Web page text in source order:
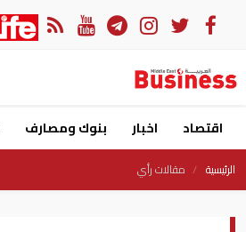
اقتصاد اخبار بنوك ومصارف
الرئيسية مقالات رأي